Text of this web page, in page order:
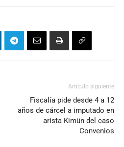
Artículo siguiente
Fiscalía pide desde 4 a 12
años de cárcel a imputado en
arista Kimün del caso
Convenios